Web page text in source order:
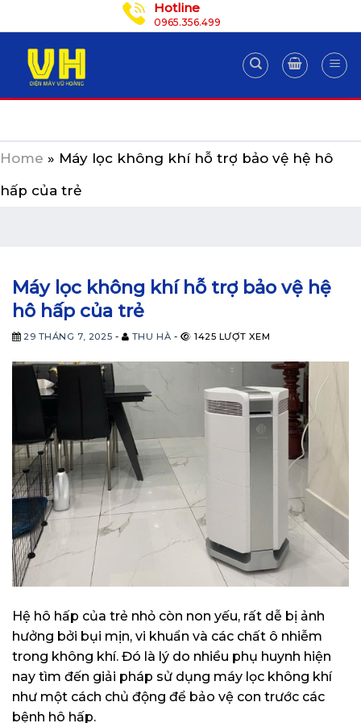
to
content
Hotline
0965.356.499
Home » Máy lọc không khí hỗ trợ bảo vệ hệ hô
hấp của trẻ
Máy lọc không khí hỗ trợ bảo vệ hệ
hô hấp của trẻ
29 THÁNG 7, 2025 - THU HÀ - 1425 LƯỢT XEM
Hệ hô hấp của trẻ nhỏ còn non yếu, rất dễ bị ảnh
hưởng bởi bụi mịn, vi khuẩn và các chất ô nhiễm
trong không khí. Đó là lý do nhiều phụ huynh hiện
nay tìm đến giải pháp sử dụng máy lọc không khí
như một cách chủ động để bảo vệ con trước các
bệnh hô hấp.